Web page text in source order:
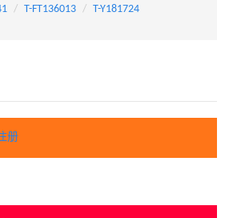
T-FT136013
T-Y181724
册